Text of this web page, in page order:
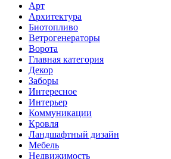
Арт
Архитектура
Биотопливо
Ветрогенераторы
Ворота
Главная категория
Декор
Заборы
Интересное
Интерьер
Коммуникации
Кровля
Ландшафтный дизайн
Мебель
Недвижимость